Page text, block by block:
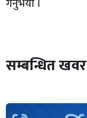
गर्नुभयो ।
सम्बन्धित खवर